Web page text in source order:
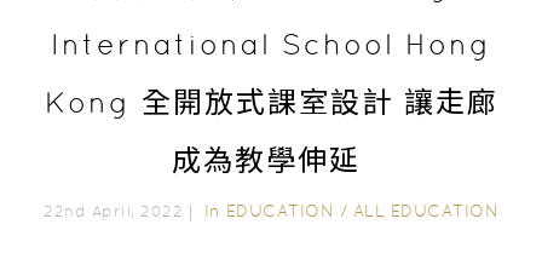
International School Hong
Kong 全開放式課室設計 讓走廊
成為教學伸延
22nd April, 2022｜ In EDUCATION / ALL EDUCATION